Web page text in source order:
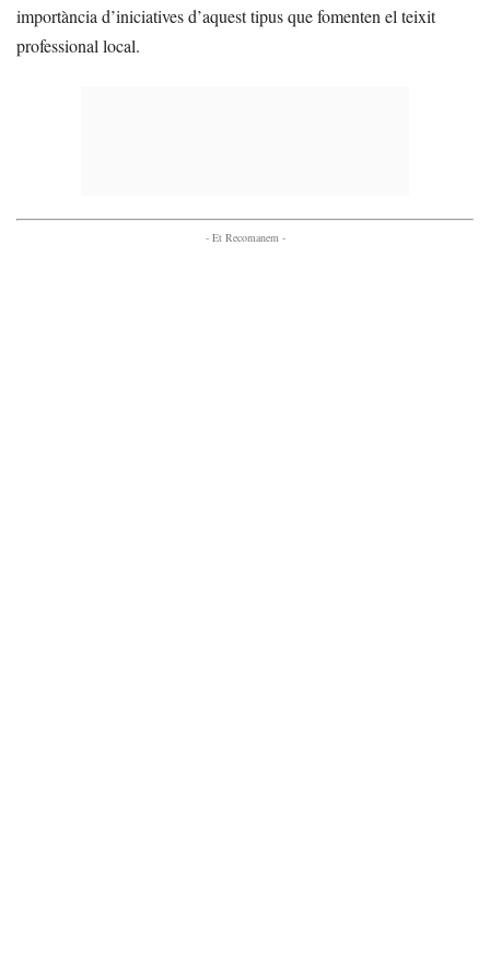
importància d’iniciatives d’aquest tipus que fomenten el teixit
professional local.
- Et Recomanem -